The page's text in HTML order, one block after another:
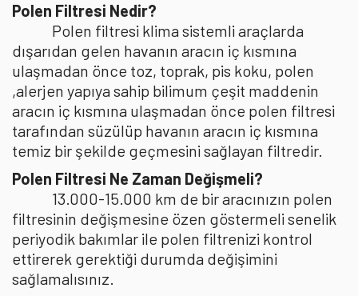
Polen Filtresi Nedir?
Polen filtresi klima sistemli araçlarda
dışarıdan gelen havanın aracın iç kısmına
ulaşmadan önce toz, toprak, pis koku, polen
,alerjen yapıya sahip bilimum çeşit maddenin
aracın iç kısmına ulaşmadan önce polen filtresi
tarafından süzülüp havanın aracın iç kısmına
temiz bir şekilde geçmesini sağlayan filtredir.
Polen Filtresi Ne Zaman Değişmeli?
13.000-15.000 km de bir aracınızın polen
filtresinin değişmesine özen göstermeli senelik
periyodik bakımlar ile polen filtrenizi kontrol
ettirerek gerektiği durumda değişimini
sağlamalısınız.